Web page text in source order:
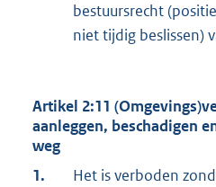
bestuursrecht
niet tijdig beslissen)
Artikel 2:11
aanleggen, beschadigen
weg
1.
Het is verboden